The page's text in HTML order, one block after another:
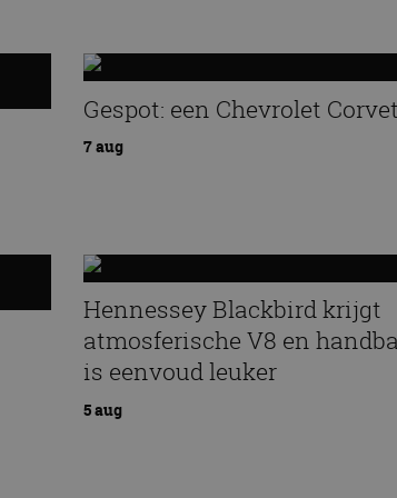
Gespot: een Chevrolet
7 aug
Hennessey Blackbird krijgt
atmosferische V8 en
is eenvoud leuker
5 aug